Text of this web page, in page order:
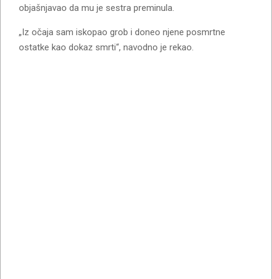
objašnjavao da mu je sestra preminula.
„Iz očaja sam iskopao grob i doneo njene posmrtne
ostatke kao dokaz smrti“, navodno je rekao.